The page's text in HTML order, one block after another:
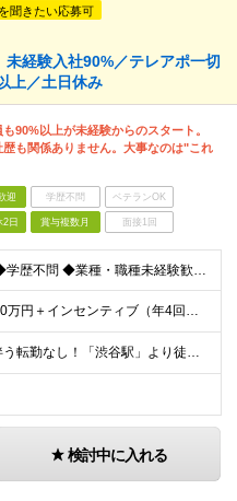
聞きたい応募可
経験入社90%／テレアポ一切
上／土日休み
90%以上が未経験からのスタート。
歴も関係ありません。大事なのは"これ
迎 学歴不問 ベテランOK
2日 賞与複数月 面接1回
【応募条件】 ◆学歴不問 ◆業種・職種未経験歓迎 ◆35歳以下の方（※若年層の長期キャリア形成のため） ＼入社者の多くが"人と関わる仕事"出身です！／ 「今の環境より、もっと成果にコミットしたい」
月給27万円～50万円＋インセンティブ（年4回／社内規定による）＋業績賞与（年1回） ※固定残業代(月35時間分/58,000円~)を含みます。超過分は別途支給。 ※残業平均時間：25時間以内 ※経験
≪引っ越しを伴う転勤なし！「渋谷駅」より徒歩5分≫ 【東京本社】 東京都渋谷区渋谷2丁目16-1 Daiwa渋谷宮益坂ビル5階 (変更の範囲)上記を除く当社関連勤務地
検討中に入れる